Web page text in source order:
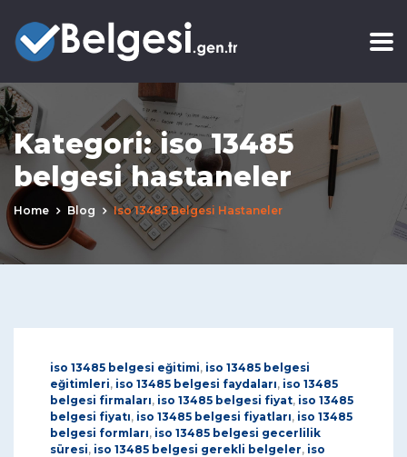
Kategori:iso 13485
belgesi hastaneler
Home Blog Iso 13485 Belgesi Hastaneler
iso 13485 belgesi eğitimi, iso 13485 belgesi
eğitimleri, iso 13485 belgesi faydaları, iso 13485
belgesi firmaları, iso 13485 belgesi fiyat, iso 13485
belgesi fiyatı, iso 13485 belgesi fiyatları, iso 13485
belgesi formları, iso 13485 belgesi gecerlilik
süresi, iso 13485 belgesi gerekli belgeler, iso